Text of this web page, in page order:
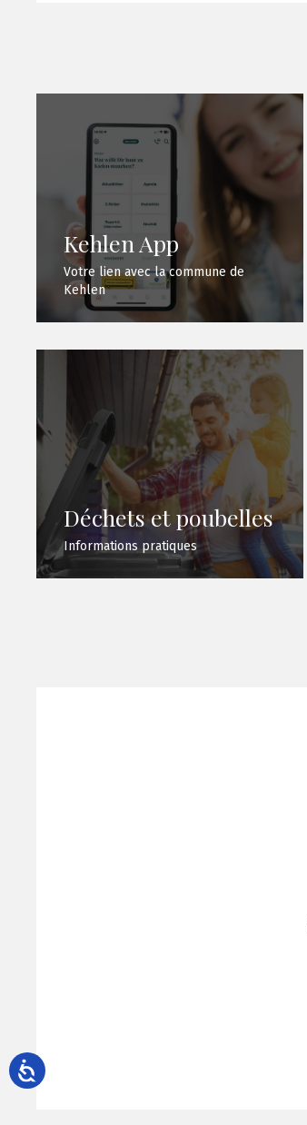
Kehlen App
Votre lien avec la commune de
Kehlen
Déchets et poubelles
Informations pratiques